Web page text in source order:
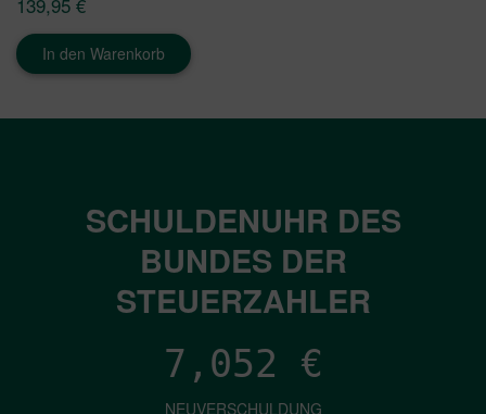
In den Warenkorb
SCHULDENUHR DES
BUNDES DER
STEUERZAHLER
7,052 €
NEUVERSCHULDUNG